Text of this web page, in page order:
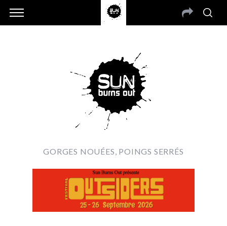
GORGES NOUÉES, POINGS SERRÉS